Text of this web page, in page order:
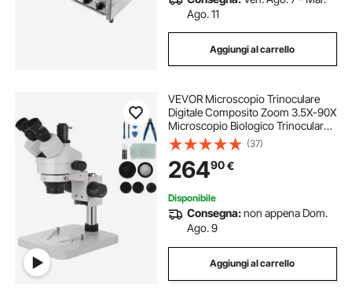
Ago. 11
Aggiungi al carrello
VEVOR Microscopio Trinoculare
Digitale Composito Zoom 3.5X-90X
Microscopio Biologico Trinoculare
Senza Luce da Laboratorio 360°
Girevole con Supporto a Colonna
Senza Luce
(37)
26490€
Disponibile
Consegna:non appena Dom.
Ago. 9
Aggiungi al carrello